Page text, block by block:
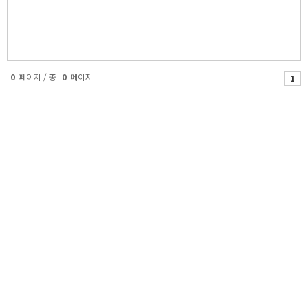
0 페이지 / 총 0 페이지 1